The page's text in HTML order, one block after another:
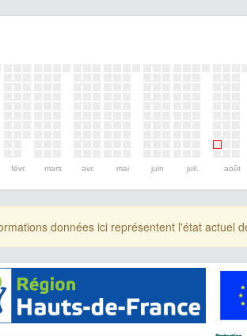
févr. mars avr. mai juin juil. août
données ici représentent l'état actuel